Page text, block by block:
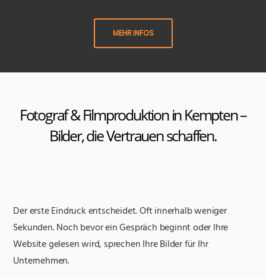
MEHR INFOS
Fotograf & Filmproduktion in Kempten –
Bilder, die Vertrauen schaffen.
Der erste Eindruck entscheidet. Oft innerhalb weniger
Sekunden. Noch bevor ein Gespräch beginnt oder Ihre
Website gelesen wird, sprechen Ihre Bilder für Ihr
Unternehmen.